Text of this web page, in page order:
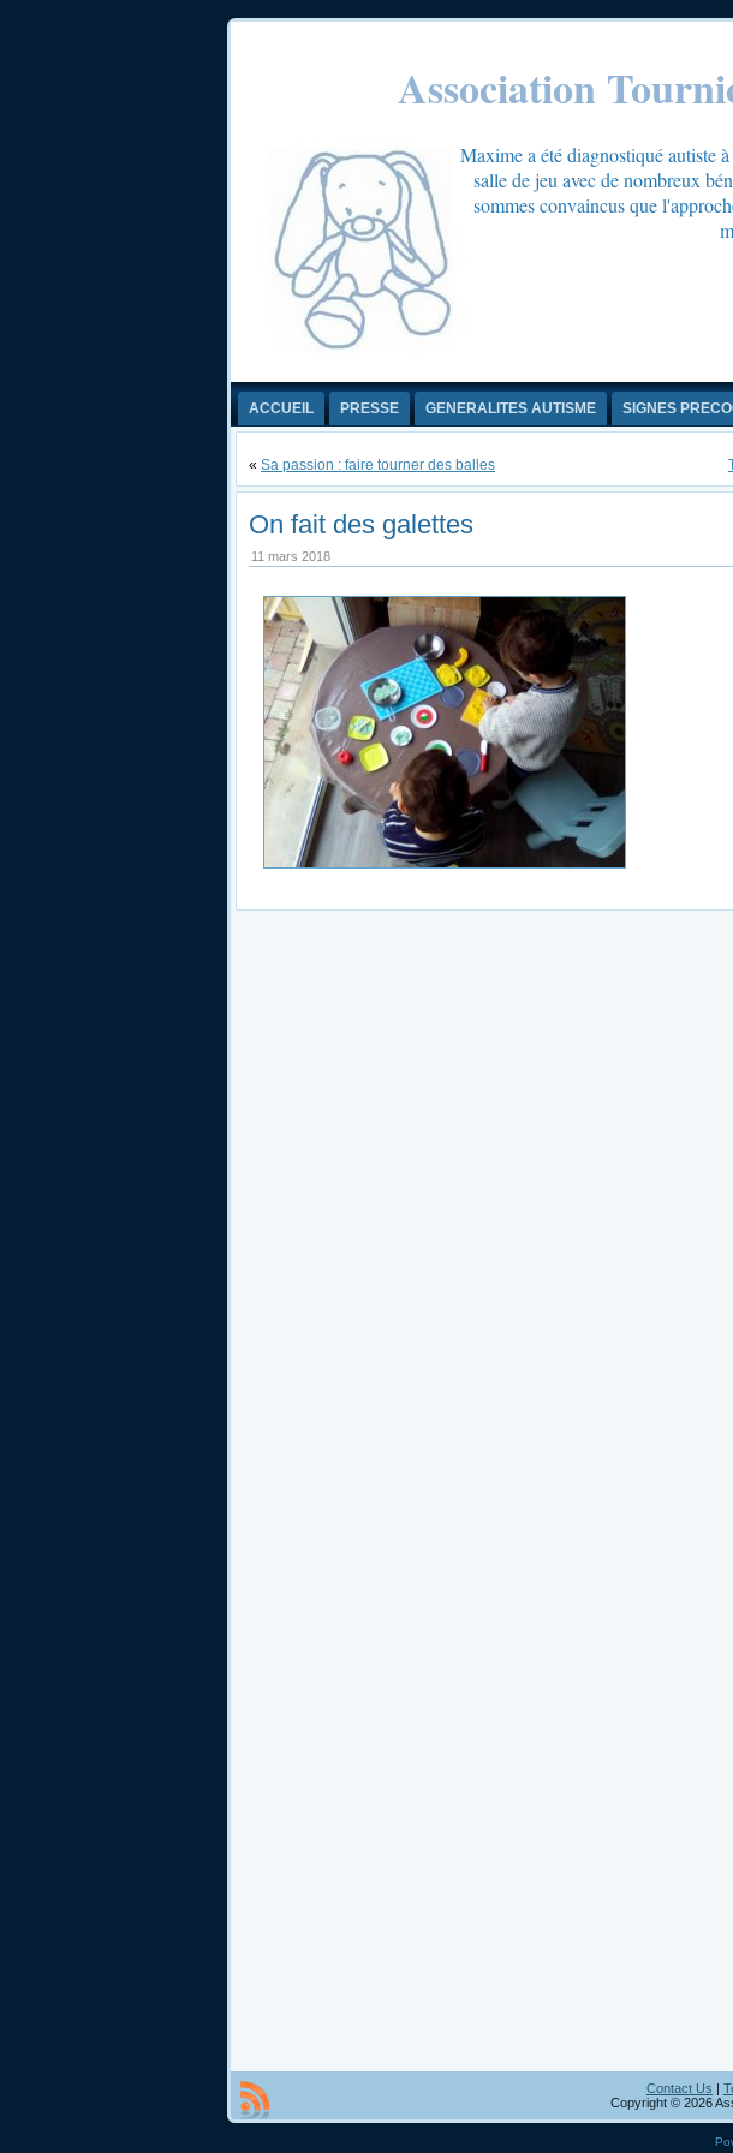
Association
Maxime a été diagnostiqué autiste
salle de jeu avec de nombreux
sommes convaincus que
ACCUEIL PRESSE GENERALITES AUTISME SIGNES
« Sa passion : faire tourner des balles
On fait des galettes
11 mars 2018
Contact Us |
Copyright © 2026